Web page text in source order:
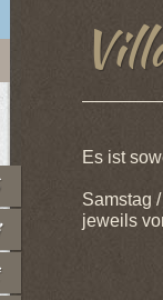
Es ist
Samstag
jeweils